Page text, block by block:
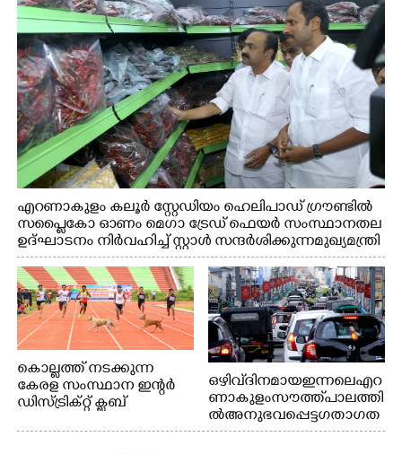
എറണാകുളം കലൂർ സ്റ്റേഡിയം ഹെലിപാഡ് ഗ്രൗണ്ടിൽ
സപ്ളൈകോ ഓണം മെഗാ ട്രേഡ് ഫെയർ സംസ്ഥാനതല
ഉദ്ഘാടനം നിർവഹിച്ച് സ്റ്റാൾ സന്ദർശിക്കുന്ന മുഖ്യമന്ത്രി
വി.ഡി. സതീശൻ. മന്ത്രി അനൂപ് ജേക്കബ് സമീപം
കൊല്ലത്ത് നടക്കുന്ന
കേരള സംസ്ഥാന ഇന്റർ
ഡിസ്ട്രിക്റ്റ് ക്ലബ്
ഒഴിവ് ദിനമായ ഇന്നലെ എറ
ണാകുളം സൗത്ത് പാലത്തി
ൽ അനുഭവപ്പെട്ട ഗതാഗത
ക്കുരുക്ക്